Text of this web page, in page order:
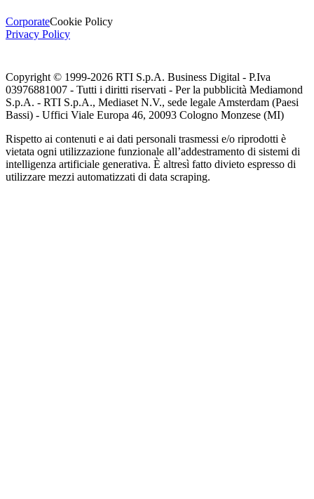
CorporateCookie Policy
Privacy Policy
Copyright © 1999-2026 RTI S.p.A. Business Digital - P.Iva
03976881007 - Tutti i diritti riservati - Per la pubblicità Mediamond
S.p.A. - RTI S.p.A., Mediaset N.V., sede legale Amsterdam (Paesi
Bassi) - Uffici Viale Europa 46, 20093 Cologno Monzese (MI)
Rispetto ai contenuti e ai dati personali trasmessi e/o riprodotti è
vietata ogni utilizzazione funzionale all’addestramento di sistemi di
intelligenza artificiale generativa. È altresì fatto divieto espresso di
utilizzare mezzi automatizzati di data scraping.